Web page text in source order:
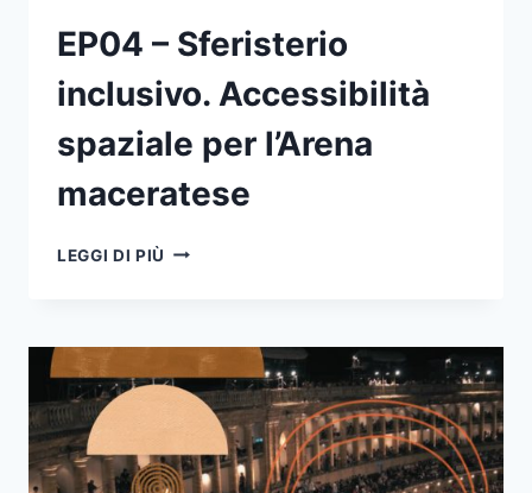
EP04 – Sferisterio
inclusivo. Accessibilità
spaziale per l’Arena
maceratese
LEGGI DI PIÙ EP04
ACCESSIBILITÀ
SPAZIALE
PER
L’ARENA
MACERATESE